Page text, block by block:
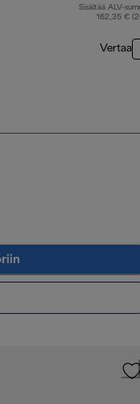
Sisältää ALV-
162,35 €
Vertaa